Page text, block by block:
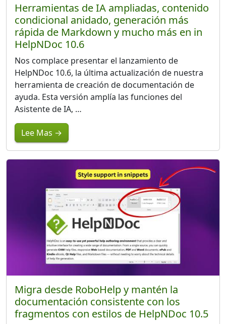
Herramientas de IA ampliadas, contenido
condicional anidado, generación más
rápida de Markdown y mucho más en in
HelpNDoc 10.6
Nos complace presentar el lanzamiento de
HelpNDoc 10.6, la última actualización de nuestra
herramienta de creación de documentación de
ayuda. Esta versión amplía las funciones del
Asistente de IA, …
Lee Mas →
Migra desde RoboHelp y mantén la
documentación consistente con los
fragmentos con estilos de HelpNDoc 10.5